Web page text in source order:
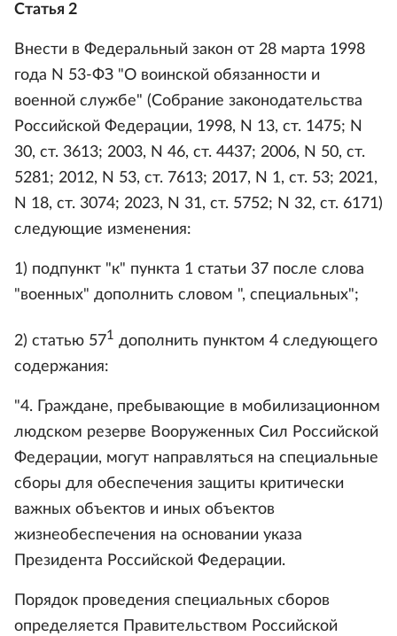
Статья 2
Внести в Федеральный закон от 28 марта 1998
года N 53-ФЗ "О воинской обязанности и
военной службе" (Собрание законодательства
Российской Федерации, 1998, N 13, ст. 1475; N
30, ст. 3613; 2003, N 46, ст. 4437; 2006, N 50, ст.
5281; 2012, N 53, ст. 7613; 2017, N 1, ст. 53; 2021,
N 18, ст. 3074; 2023, N 31, ст. 5752; N 32, ст. 6171)
следующие изменения:
1) подпункт "к" пункта 1 статьи 37 после слова
"военных" дополнить словом ", специальных";
2) статью 571 дополнить пунктом 4 следующего
содержания:
"4. Граждане, пребывающие в мобилизационном
людском резерве Вооруженных Сил Российской
Федерации, могут направляться на специальные
сборы для обеспечения защиты критически
важных объектов и иных объектов
жизнеобеспечения на основании указа
Президента Российской Федерации.
Порядок проведения специальных сборов
определяется Правительством Российской